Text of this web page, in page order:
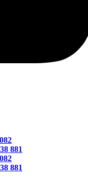
881
881